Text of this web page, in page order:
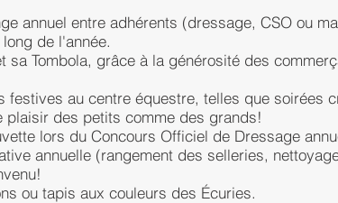
annuel entre adhérents (dressage, CSO ou
de l'année.
sa Tombola, grâce à la générosité des
festives au centre équestre, telles que soirées
plaisir des petits comme des grands!
lors du Concours Officiel de Dressage
annuelle (rangement des selleries,
ou tapis aux couleurs des Écuries.